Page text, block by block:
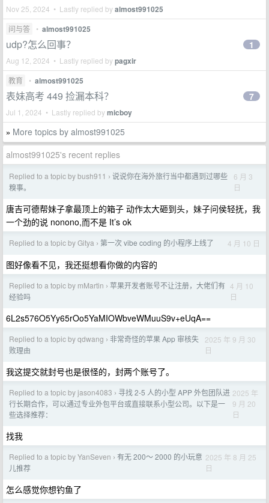
Nov 25, 2024 • Lastly replied byalmost991025
问与答 • almost991025
udp?怎么回事？
Aug 12, 2024 • Lastly replied bypagxir
1
教育 • almost991025
表妹高考 449 捡漏本科？
Jul 1, 2024 • Lastly replied bymicboy
7
» More topics by almost991025
almost991025's recent replies
Replied to a topic by bush911 › 说说你在海外旅行当中都遇到过哪些
糗事。
6 月 3
日
唐吉可德帮妹子拿最顶上的箱子 动作太大砸到头，妹子问侯轻抚，我
一个劲的说 nonono,而不是 It’s ok
Replied to a topic by Gitya › 第一次 vibe coding 的小程序上线了 4 月 10 日
图好像看不见，我还挺想看你做的内容的
Replied to a topic by mMartin › 苹果开发者账号不让注册，大佬们有
经验吗
4 月 10
日
6L2s576O5Yy65rOo5YaMIOWbveWMuuS9v+eUqA==
Replied to a topic by qdwang › 非常奇怪的苹果 App 审核失
败理由
2025 年 9 月 30
日
我这提交就封号也是很怪的，封两个账号了。
Replied to a topic by jason4083 › 寻找 2-5 人的小型 APP 外包团队进
行长期合作，可以通过专业外包平台或直接联系小型公司。以下是一
些选择推荐：
2025 年
9 月 20
日
找我
Replied to a topic by YanSeven › 有无 200～ 2000 的小玩意
儿推荐
2025 年 8 月 25
日
怎么感觉你想钓鱼了